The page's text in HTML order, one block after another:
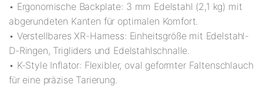
• Ergonomische Backplate: 3 mm Edelstahl (2,1 kg) mit
abgerundeten Kanten für optimalen Komfort.
• Verstellbares XR-Harness: Einheitsgröße mit Edelstahl-
D-Ringen, Trigliders und Edelstahlschnalle.
• K-Style Inflator: Flexibler, oval geformter Faltenschlauch
für eine präzise Tarierung.